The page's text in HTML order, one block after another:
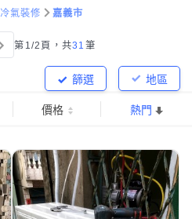
冷氣裝修 嘉義市
第1/2頁， 共31 筆
地區
篩選
價格 熱門